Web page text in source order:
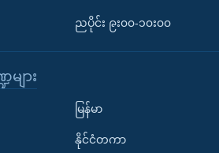
ညပိုင်း ၉း၀၀-၁၀း၀၀
ျား
မြန်မာ
နိုင်ငံတကာ